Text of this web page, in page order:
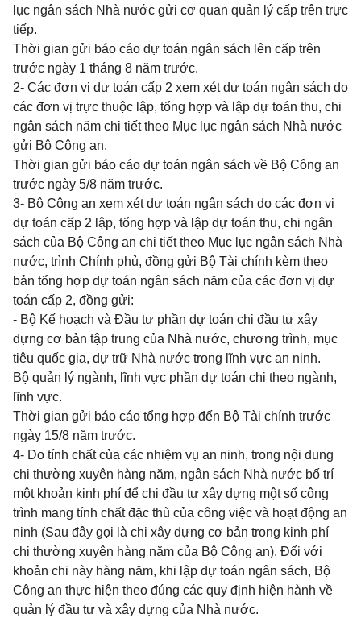
lục ngân sách Nhà nước gửi cơ quan quản lý cấp trên trực
tiếp.
Thời gian gửi báo cáo dự toán ngân sách lên cấp trên
trước ngày 1 tháng 8 năm trước.
2- Các đơn vị dự toán cấp 2 xem xét dự toán ngân sách do
các đơn vị trực thuộc lập, tổng hợp và lập dự toán thu, chi
ngân sách năm chi tiết theo Mục lục ngân sách Nhà nước
gửi Bộ Công an.
Thời gian gửi báo cáo dự toán ngân sách về Bộ Công an
trước ngày 5/8 năm trước.
3- Bộ Công an xem xét dự toán ngân sách do các đơn vị
dự toán cấp 2 lập, tổng hợp và lập dự toán thu, chi ngân
sách của Bộ Công an chi tiết theo Mục lục ngân sách Nhà
nước, trình Chính phủ, đồng gửi Bộ Tài chính kèm theo
bản tổng hợp dự toán ngân sách năm của các đơn vị dự
toán cấp 2, đồng gửi:
- Bộ Kế hoạch và Đầu tư phần dự toán chi đầu tư xây
dựng cơ bản tập trung của Nhà nước, chương trình, mục
tiêu quốc gia, dự trữ Nhà nước trong lĩnh vực an ninh.
Bộ quản lý ngành, lĩnh vực phần dự toán chi theo ngành,
lĩnh vực.
Thời gian gửi báo cáo tổng hợp đến Bộ Tài chính trước
ngày 15/8 năm trước.
4- Do tính chất của các nhiệm vụ an ninh, trong nội dung
chi thường xuyên hàng năm, ngân sách Nhà nước bố trí
một khoản kinh phí để chi đầu tư xây dựng một số công
trình mang tính chất đặc thù của công việc và hoạt động an
ninh (Sau đây gọi là chi xây dựng cơ bản trong kinh phí
chi thường xuyên hàng năm của Bộ Công an). Đối với
khoản chi này hàng năm, khi lập dự toán ngân sách, Bộ
Công an thực hiện theo đúng các quy định hiện hành về
quản lý đầu tư và xây dựng của Nhà nước.